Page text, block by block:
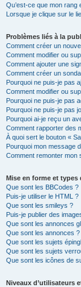
Qu’est-ce que mon rang
Lorsque je clique sur le
Problèmes liés à la
Comment créer un
Comment modifier ou
Comment ajouter une
Comment créer un
Pourquoi ne puis-je pas
Comment modifier ou
Pourquoi ne puis-je pas
Pourquoi ne puis-je pas
Pourquoi ai-je reçu un
Comment rapporter des
À quoi sert le bouton «
Pourquoi mon message
Comment remonter mon
Mise en forme et types
Que sont les BBCodes ?
Puis-je utiliser le HTML ?
Que sont les smileys ?
Puis-je publier des
Que sont les annonces
Que sont les annonces ?
Que sont les sujets
Que sont les sujets
Que sont les icônes de
Niveaux d’utilisateurs